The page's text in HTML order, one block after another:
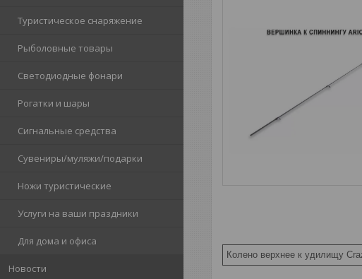
Туристическое снаряжение
Рыболовные товары
Светодиодные фонари
Рогатки и шары
Сигнальные средства
Сувениры/муляжи/подарки
Ножи туристические
Услуги на ваши праздники
Для дома и офиса
Новости
Колено верхнее к удилищу